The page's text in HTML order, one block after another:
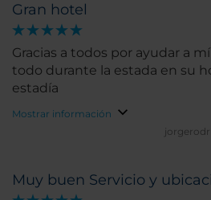
Gran hotel
Gracias a todos por ayudar a
todo durante la estada en su hotel. fue
estadía
Mostrar información
Muy buen Servicio y